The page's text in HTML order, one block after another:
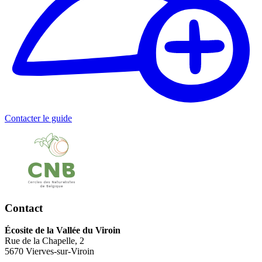
Contacter le guide
Contact
Écosite de la Vallée du Viroin
Rue de la Chapelle, 2
5670 Vierves-sur-Viroin